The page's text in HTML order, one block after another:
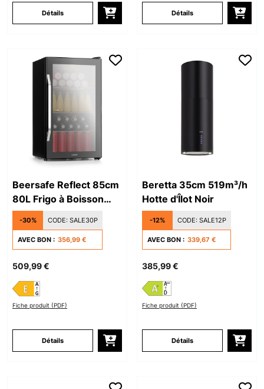
Détails Détails
Beersafe Reflect 85cm
80L Frigo à Boisson
avec Porte Vitrée Noir
-30% CODE: SALE30P
AVEC BON : 356,99 €
509,99 €
Fiche produit (PDF)
Détails
Beretta 35cm 519m³/h
Hotte d'Îlot Noir
-12% CODE: SALE12P
AVEC BON : 339,67 €
385,99 €
Fiche produit (PDF)
Détails